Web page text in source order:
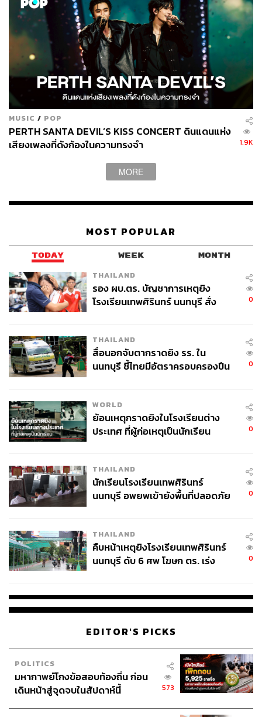
GMMTV
ABOUT THE AUTHOR
ชุติกาญจน์ ปิยะมังคลา
Content Creator นักเล่าเรื่องผ่านเรื่องราวที่
MUSIC / POP
PERTH SANTA DEVIL’S KISS CONCERT ดินแดนแห่ง
เสียงเพลงที่ดังก้องในความทรงจำ
1.9K
MORE
MOST POPULAR
TODAY WEEK MONTH
THAILAND
รอง ผบ.ตร. บัญชาการเหตุยิง
โรงเรียนเทพศิรินทร์ นนทบุรี สั่ง
0
THAILAND
สื่อนอกจับตากราดยิง รร. ใน
นนทบุรี ชี้ไทยมีอัตราครอบครองปืน
0
WORLD
ย้อนเหตุกราดยิงในโรงเรียนต่าง
ประเทศ ที่ผู้ก่อเหตุเป็นนักเรียน
0
THAILAND
นักเรียนโรงเรียนเทพศิรินทร์
นนทบุรี อพยพเข้ายังพื้นที่ปลอดภัย
0
THAILAND
คืบหน้าเหตุยิงโรงเรียนเทพศิรินทร์
นนทบุรี ดับ 6 ศพ โฆษก ตร. เร่ง
0
EDITOR'S PICKS
POLITICS
มหากาพย์โกงข้อสอบท้องถิ่น ก่อน
เดินหน้าสู่จุดจบในสัปดาห์นี้
573